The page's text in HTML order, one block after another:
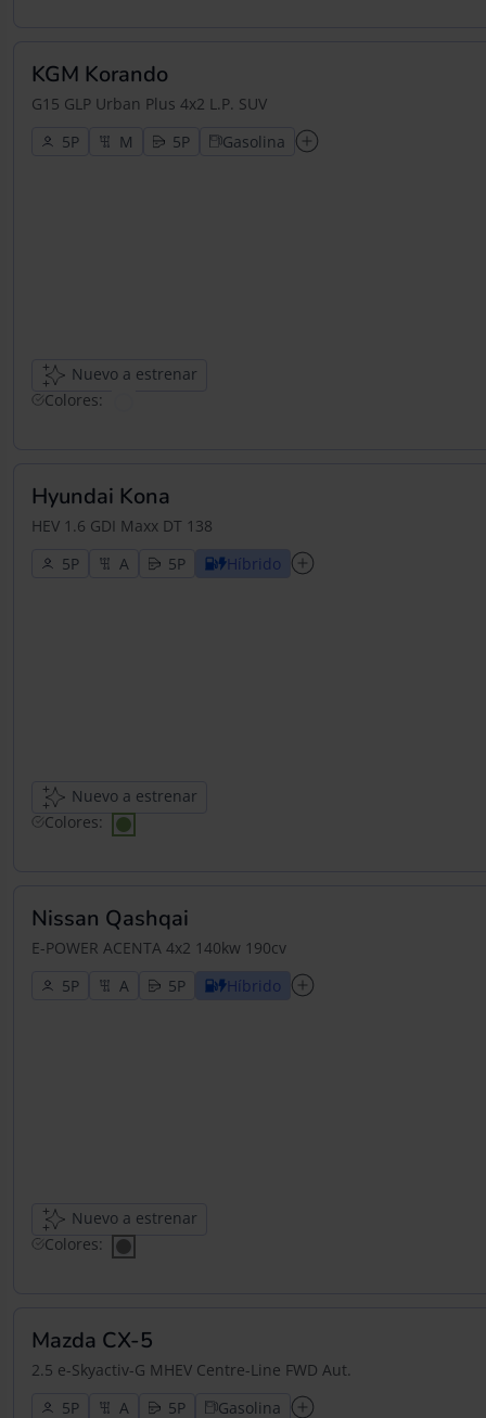
KGM Korando
G15 GLP Urban Plus 4x2 L.P. SUV
5
5 Gasolina
Nuevo a estrenar
Colores:
Hyundai Kona
HEV 1.6 GDI Maxx DT 138
5
5 Híbrido
Nuevo a estrenar
Colores:
Nissan Qashqai
E-POWER ACENTA 4x2 140kw 190cv
5
5 Híbrido
Nuevo a estrenar
Colores:
Mazda CX-5
2.5 e-Skyactiv-G MHEV Centre-Line FWD Aut.
5
5 Gasolina